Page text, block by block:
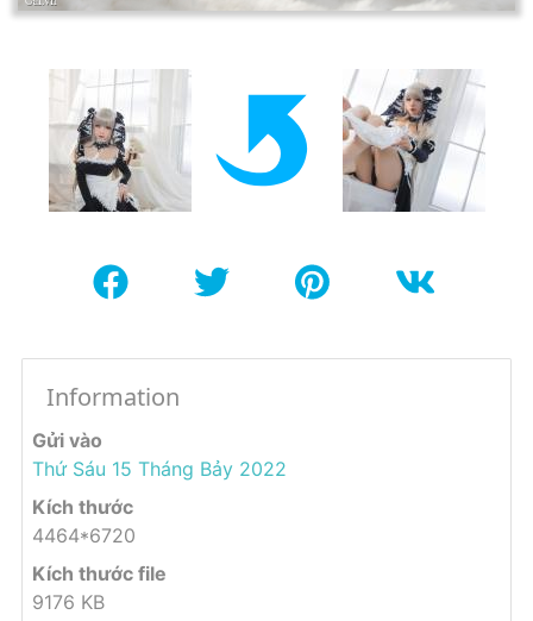
Information
Gửi vào
Thứ Sáu 15 Tháng Bảy 2022
Kích thước
4464*6720
Kích thước file
9176 KB